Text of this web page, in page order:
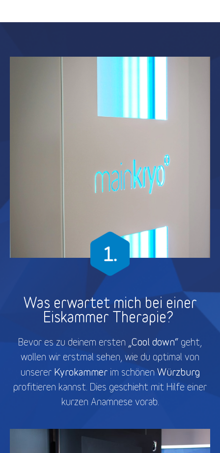
Was erwartet mich bei einer
Eiskammer Therapie?
Bevor es zu deinem ersten „Cool down“ geht,
wollen wir erstmal sehen, wie du optimal von
unserer Kyrokammerim schönen Würzburg
profitieren kannst. Dies geschieht mit Hilfe einer
kurzen Anamnese vorab.